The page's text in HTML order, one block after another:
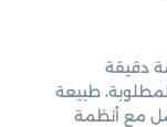
دقيقة
طبيعة
مع أنظمة